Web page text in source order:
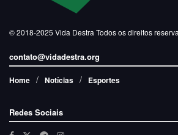
© 2018-2025 Vida Destra Todos os direitos
contato@vidadestra.org
Home Notícias Esportes
Redes Sociais